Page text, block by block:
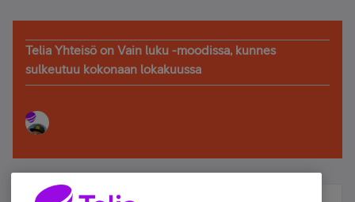
Telia Yhteisö on Vain luku -moodissa, kunnes
sulkeutuu kokonaan lokakuussa